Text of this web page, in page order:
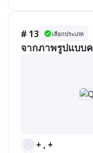
# 13 เลือกประเภท
จากภาพรูปแบบ
+ , +